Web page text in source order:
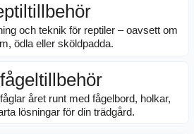
och teknik för reptiler – oavsett om
ödla eller sköldpadda.
året runt med fågelbord, holkar,
lösningar för din trädgård.